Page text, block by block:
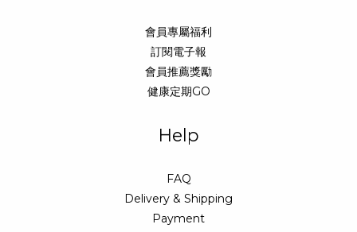
會員專屬福利
訂閱電子報
會員推薦獎勵
健康定期GO
Help
FAQ
Delivery & Shipping
Payment